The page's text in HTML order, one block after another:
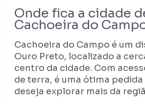
Onde fica a cidade
Cachoeira do
Cachoeira do Campo é um
Ouro Preto, localizado a
centro da cidade. Com
de terra, é uma ótima
deseja explorar mais da